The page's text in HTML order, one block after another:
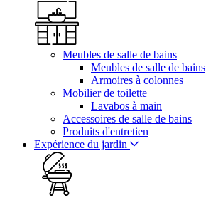
Meubles de salle de bains
Meubles de salle de bains
Armoires à colonnes
Mobilier de toilette
Lavabos à main
Accessoires de salle de bains
Produits d'entretien
Expérience du jardin